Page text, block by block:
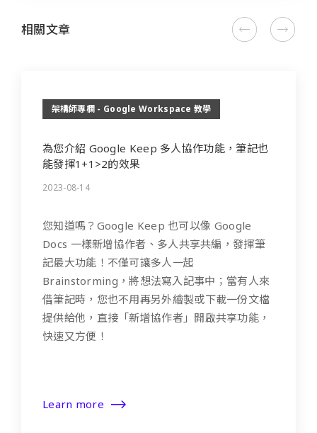
相關文章
架構師專欄 - Google Workspace 教學
為您介紹 Google Keep 多人協作功能，筆記也
能發揮1+1>2的效果
2023-08-14
您知道嗎？Google Keep 也可以像 Google
Docs 一樣新增協作者、多人共享共編，發揮筆
記最大功能！不僅可讓多人一起
Brainstorming，將想法寫入記事中；當有人來
借筆記時，您也不用再另外繪製或下載一份文檔
提供給他，直接「新增協作者」開啟共享功能，
快速又方便！
Learn more